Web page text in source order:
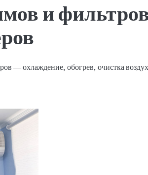
и
— охлаждение, обогрев, очистка